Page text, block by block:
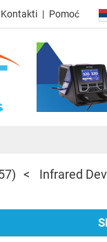
Kontakti Pomoć
Infrared